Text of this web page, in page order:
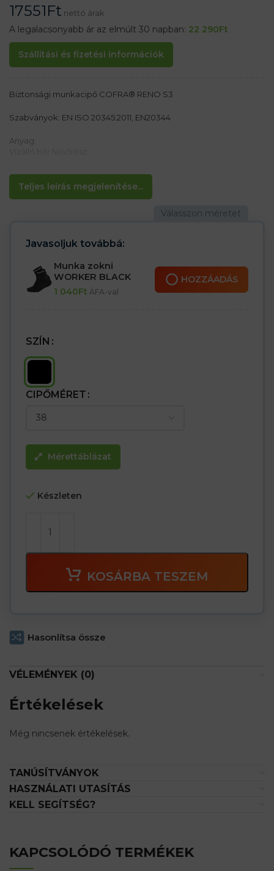
17551Ft nettó árak
A legalacsonyabb ár az elmúlt 30 napban: 22 290Ft
Szállítási és fizetési információk
Teljes leírás megjelenítése...
Biztonsági munkacipő COFRA® RENO S3
Szabványok: EN ISO 20345:2011, EN20344
Anyag:
Jellemzők:
– Légáteresztő anyagból készült kopásálló bélés, felszívja az
– Antisztatikus, kivehető szövettel borított betét
– Acél talpbetét a talpban
– Kategória S3 UK SRC
Javasoljuk továbbá:
Munka zokni
WORKER BLACK
1 040Ft ÁFA-val
HOZZÁADÁS
SZÍN
CIPŐMÉRET
Mérettáblázat
Készleten
KOSÁRBA TESZEM
Hasonlítsa össze
VÉLEMÉNYEK (0)
Értékelések
Még nincsenek értékelések.
TANÚSÍTVÁNYOK
HASZNÁLATI UTASÍTÁS
KELL SEGÍTSÉG?
KAPCSOLÓDÓ TERMÉKEK